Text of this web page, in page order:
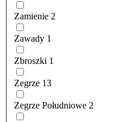
Zamienie 2
Zawady 1
Zbroszki 1
Zegrze 13
Zegrze Południowe 2